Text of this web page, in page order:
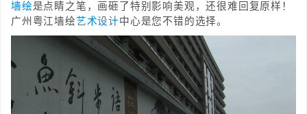
墙绘是点睛之笔，画砸了特别影响美观，还很难回复原样！
广州粤江墙绘艺术设计中心是您不错的选择。